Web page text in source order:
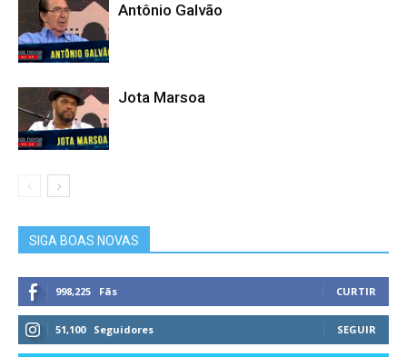
Antônio Galvão
Jota Marsoa
SIGA BOAS NOVAS
998,225 Fãs CURTIR
51,100 Seguidores SEGUIR